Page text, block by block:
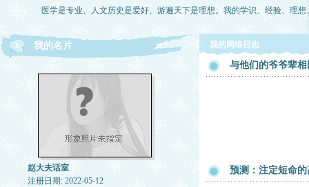
医学是专业、人文历史是爱好、游遍天下是理想。我的学识、经验、理
我的名片
赵大夫话室
注册日期: 2022-05-12
我的网络日志
与他们的爷爷辈
预测：注定短命